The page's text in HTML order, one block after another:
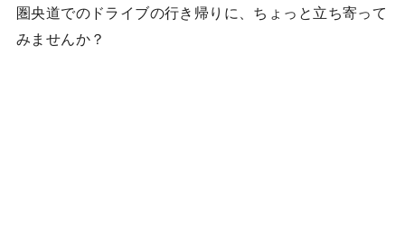
圏央道でのドライブの行き帰りに、ちょっと立ち寄って
みませんか？